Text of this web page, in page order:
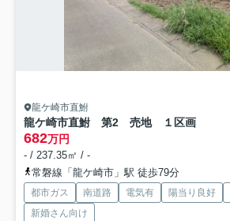
龍ケ崎市直鮒
龍ケ崎市直鮒 第2 売地 １区画
682万円
- / 237.35㎡ / -
常磐線「龍ケ崎市」駅 徒歩79分
都市ガス 南道路 電気有 陽当り良好
新婚さん向け